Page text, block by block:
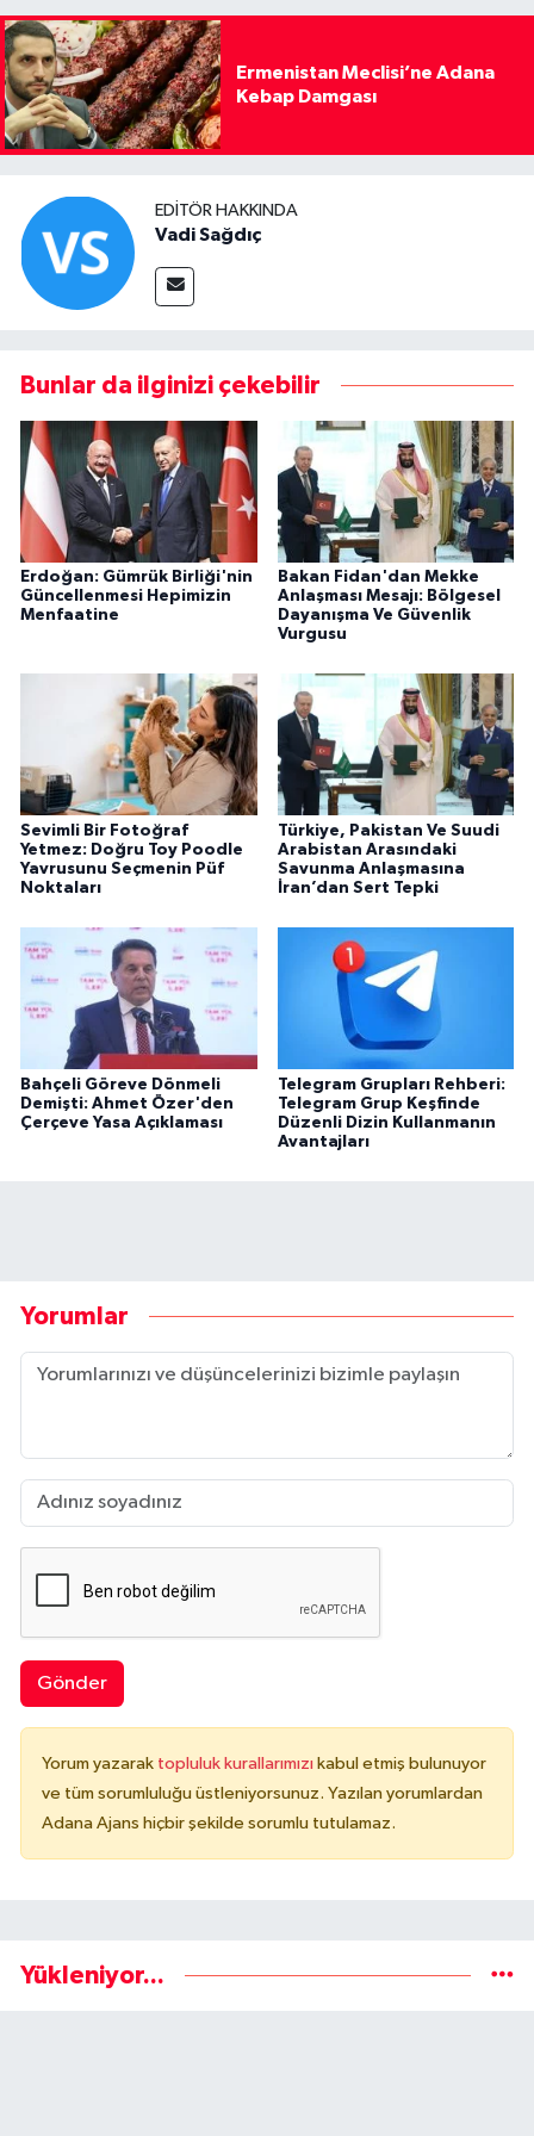
Ermenistan Meclisi’ne Adana
Kebap Damgası
EDITÖR HAKKINDA
Vadi Sağdıç
Bunlar da ilginizi çekebilir
Erdoğan: Gümrük Birliği'nin
Güncellenmesi Hepimizin
Menfaatine
Bakan Fidan'dan Mekke
Anlaşması Mesajı: Bölgesel
Dayanışma Ve Güvenlik
Vurgusu
Sevimli Bir Fotoğraf
Yetmez: Doğru Toy Poodle
Yavrusunu Seçmenin Püf
Noktaları
Türkiye, Pakistan Ve Suudi
Arabistan Arasındaki
Savunma Anlaşmasına
İran’dan Sert Tepki
Bahçeli Göreve Dönmeli
Demişti: Ahmet Özer'den
Çerçeve Yasa Açıklaması
Telegram Grupları Rehberi:
Telegram Grup Keşfinde
Düzenli Dizin Kullanmanın
Avantajları
Yorumlar
Gönder
Yorum yazarak topluluk kurallarımızı kabul etmiş bulunuyor
ve tüm sorumluluğu üstleniyorsunuz. Yazılan yorumlardan
Adana Ajans hiçbir şekilde sorumlu tutulamaz.
Yükleniyor...